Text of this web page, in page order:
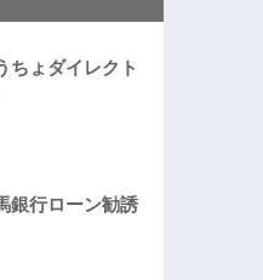
ょダイレクト
銀行ローン勧誘